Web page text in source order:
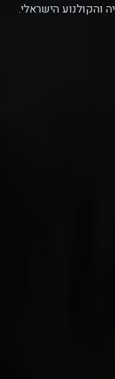
והקולנוע הישראלי.